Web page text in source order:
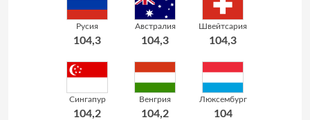
Русия
104,3
Австралия
104,3
Швейтсария
104,3
Сингапур
104,2
Венгрия
104,2
Люксембург
104